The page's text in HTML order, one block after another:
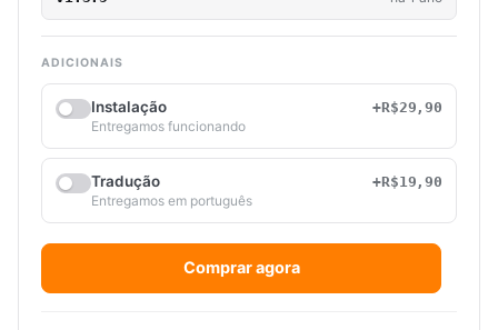
ADICIONAIS
Instalação
+R$29,90
Entregamos funcionando
Tradução
+R$19,90
Entregamos em português
Comprar agora